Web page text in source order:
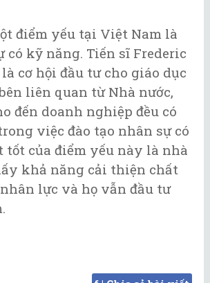
điểm yếu tại Việt Nam là
có kỹ năng. Tiến sĩ Frederic
cơ hội đầu tư cho giáo dục
liên quan từ Nhà nước,
đến doanh nghiệp đều có
việc đào tạo nhân sự có
tốt của điểm yếu này là nhà
khả năng cải thiện chất
lực và họ vẫn đầu tư